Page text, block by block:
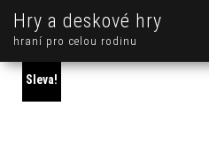
Hry a deskové hry
hraní pro celou rodinu
Sleva!